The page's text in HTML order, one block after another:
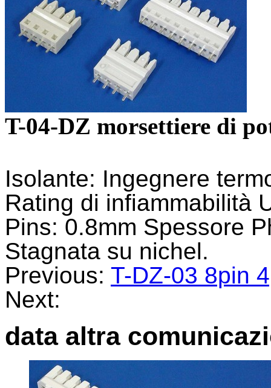
T-04-DZ morsettiere di
Isolante: Ingegnere
Rating di infiammabilità
Pins: 0.8mm Spessore
Stagnata su nichel.
Previous: T-DZ-03 8pin
Next:
data altra